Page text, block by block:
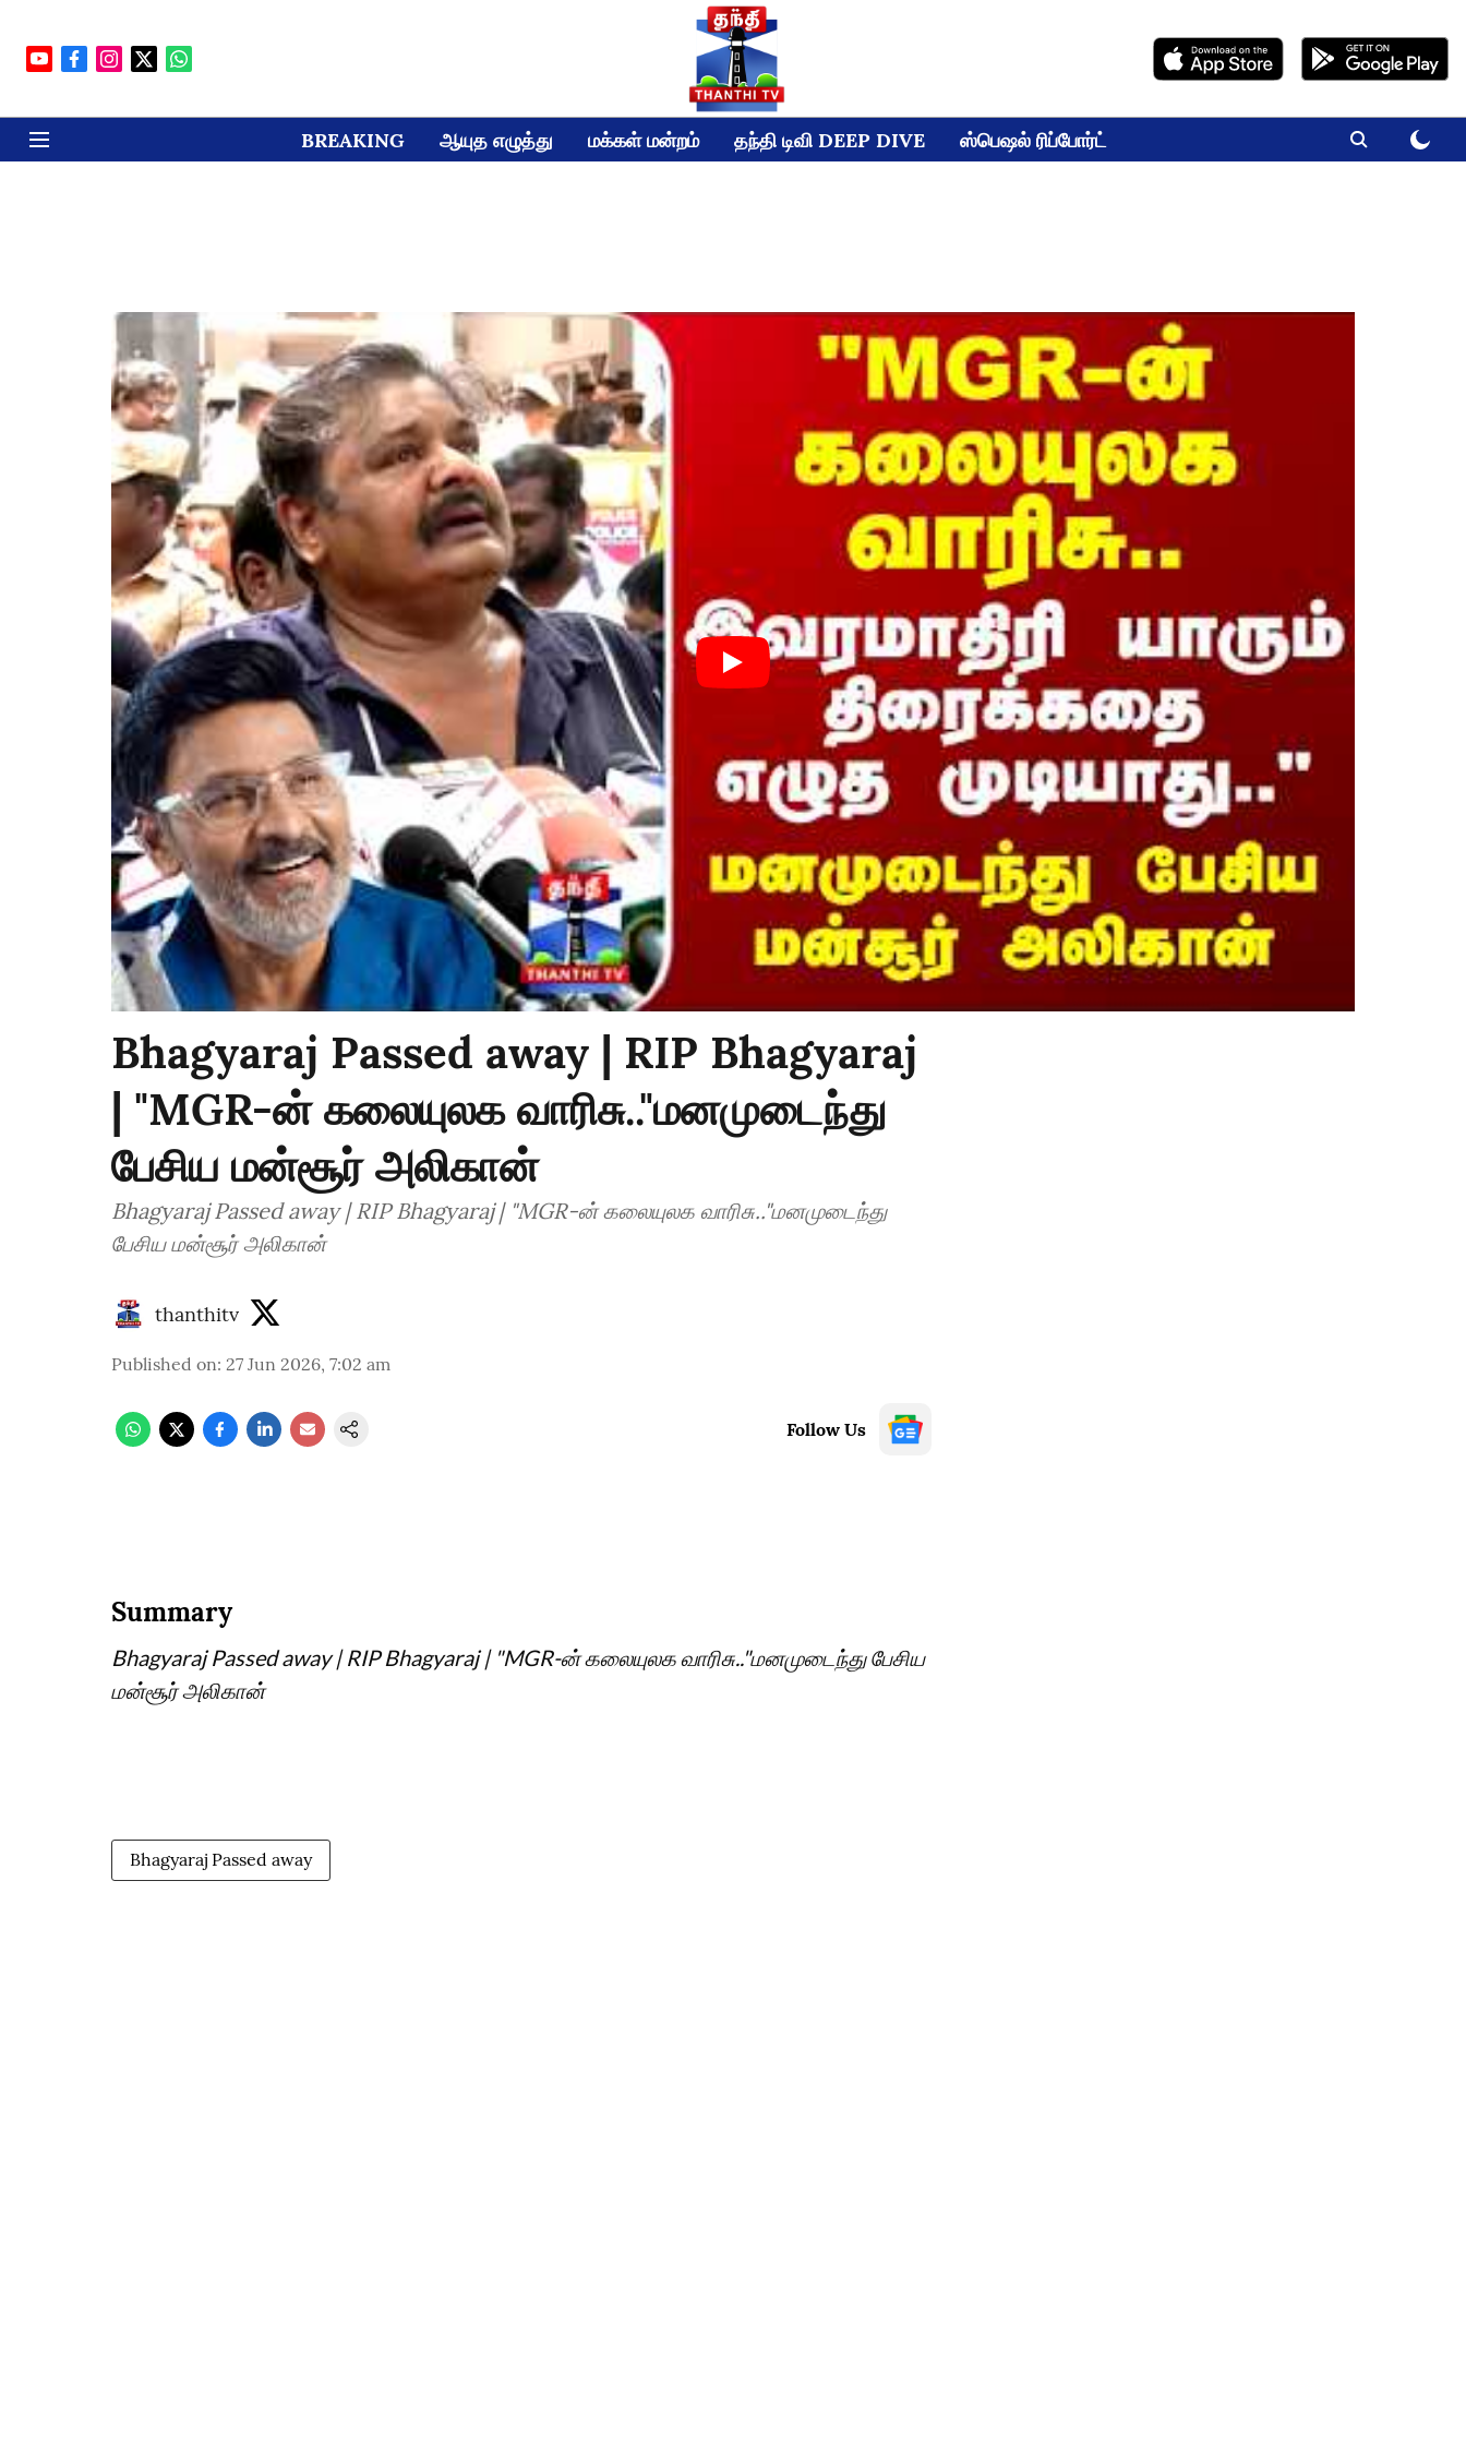
BREAKING ஆயுத எழுத்து மக்கள் மன்றம் தந்தி டிவி DEEP DIVE ஸ்பெஷல் ரிப்போர்ட்
Bhagyaraj Passed away | RIP Bhagyaraj
| "MGR-ன் கலையுலக வாரிசு.."மனமுடைந்து
பேசிய மன்சூர் அலிகான்
Bhagyaraj Passed away | RIP Bhagyaraj | "MGR-ன் கலையுலக வாரிசு.."மனமுடைந்து
பேசிய மன்சூர் அலிகான்
thanthitv
Published on: 27 Jun 2026, 7:02 am
Follow Us
Summary
Bhagyaraj Passed away | RIP Bhagyaraj | "MGR-ன் கலையுலக வாரிசு.."மனமுடைந்து பேசிய
மன்சூர் அலிகான்
Bhagyaraj Passed away